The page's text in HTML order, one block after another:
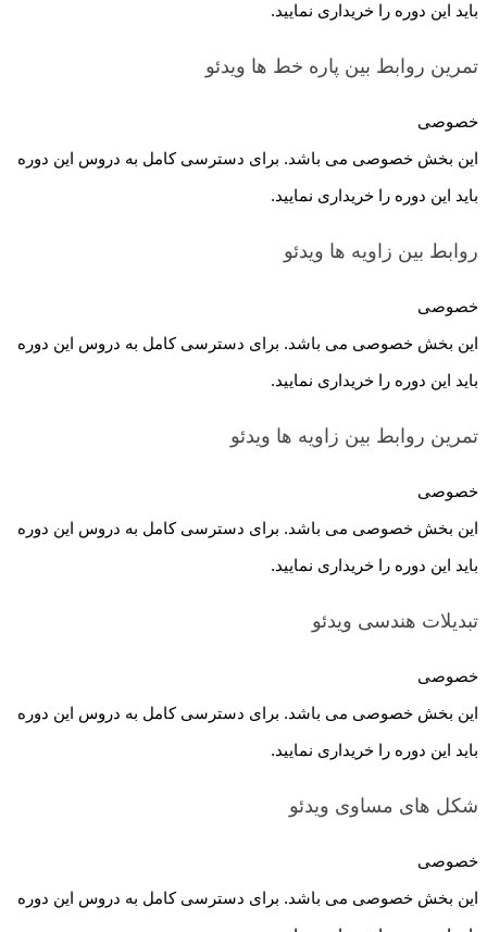
باید این دوره را خریداری نمایید.
تمرین روابط بین پاره خط ها ویدئو
خصوصی
این بخش خصوصی می باشد. برای دسترسی کامل به دروس این دوره
باید این دوره را خریداری نمایید.
روابط بین زاویه ها ویدئو
خصوصی
این بخش خصوصی می باشد. برای دسترسی کامل به دروس این دوره
باید این دوره را خریداری نمایید.
تمرین روابط بین زاویه ها ویدئو
خصوصی
این بخش خصوصی می باشد. برای دسترسی کامل به دروس این دوره
باید این دوره را خریداری نمایید.
تبدیلات هندسی ویدئو
خصوصی
این بخش خصوصی می باشد. برای دسترسی کامل به دروس این دوره
باید این دوره را خریداری نمایید.
شکل های مساوی ویدئو
خصوصی
این بخش خصوصی می باشد. برای دسترسی کامل به دروس این دوره